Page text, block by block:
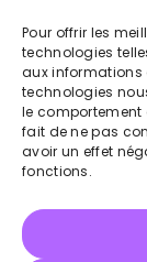
Pour offrir les
technologies
aux informations
technologies
le comportement
fait de ne pas
avoir un effet
fonctions.
Copyright ©